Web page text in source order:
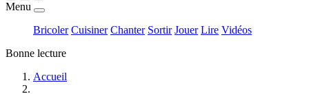
Menu
Bricoler Cuisiner Chanter Sortir Jouer Lire Vidéos
Bonne lecture
Accueil